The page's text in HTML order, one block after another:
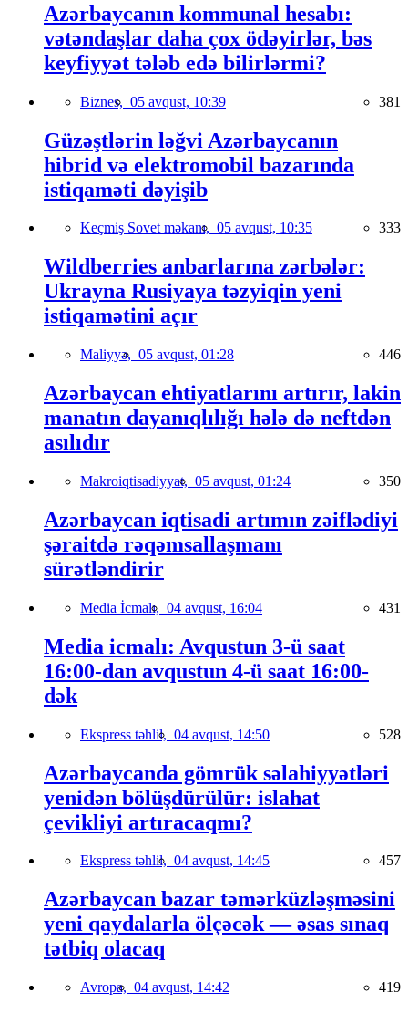
Azərbaycanın kommunal hesabı:
vətəndaşlar daha çox ödəyirlər, bəs
keyfiyyət tələb edə bilirlərmi?
Biznes, 05 avqust, 10:39 381
Güzəştlərin ləğvi Azərbaycanın
hibrid və elektromobil bazarında
istiqaməti dəyişib
Keçmiş Sovet məkanı, 05 avqust, 10:35 333
Wildberries anbarlarına zərbələr:
Ukrayna Rusiyaya təzyiqin yeni
istiqamətini açır
Maliyyə, 05 avqust, 01:28 446
Azərbaycan ehtiyatlarını artırır, lakin
manatın dayanıqlılığı hələ də neftdən
asılıdır
Makroiqtisadiyyat, 05 avqust, 01:24 350
Azərbaycan iqtisadi artımın zəiflədiyi
şəraitdə rəqəmsallaşmanı
sürətləndirir
Media İcmalı, 04 avqust, 16:04 431
Media icmalı: Avqustun 3-ü saat
16:00-dan avqustun 4-ü saat 16:00-
dək
Ekspress təhlil, 04 avqust, 14:50 528
Azərbaycanda gömrük səlahiyyətləri
yenidən bölüşdürülür: islahat
çevikliyi artıracaqmı?
Ekspress təhlil, 04 avqust, 14:45 457
Azərbaycan bazar təmərküzləşməsini
yeni qaydalarla ölçəcək — əsas sınaq
tətbiq olacaq
Avropa, 04 avqust, 14:42 419